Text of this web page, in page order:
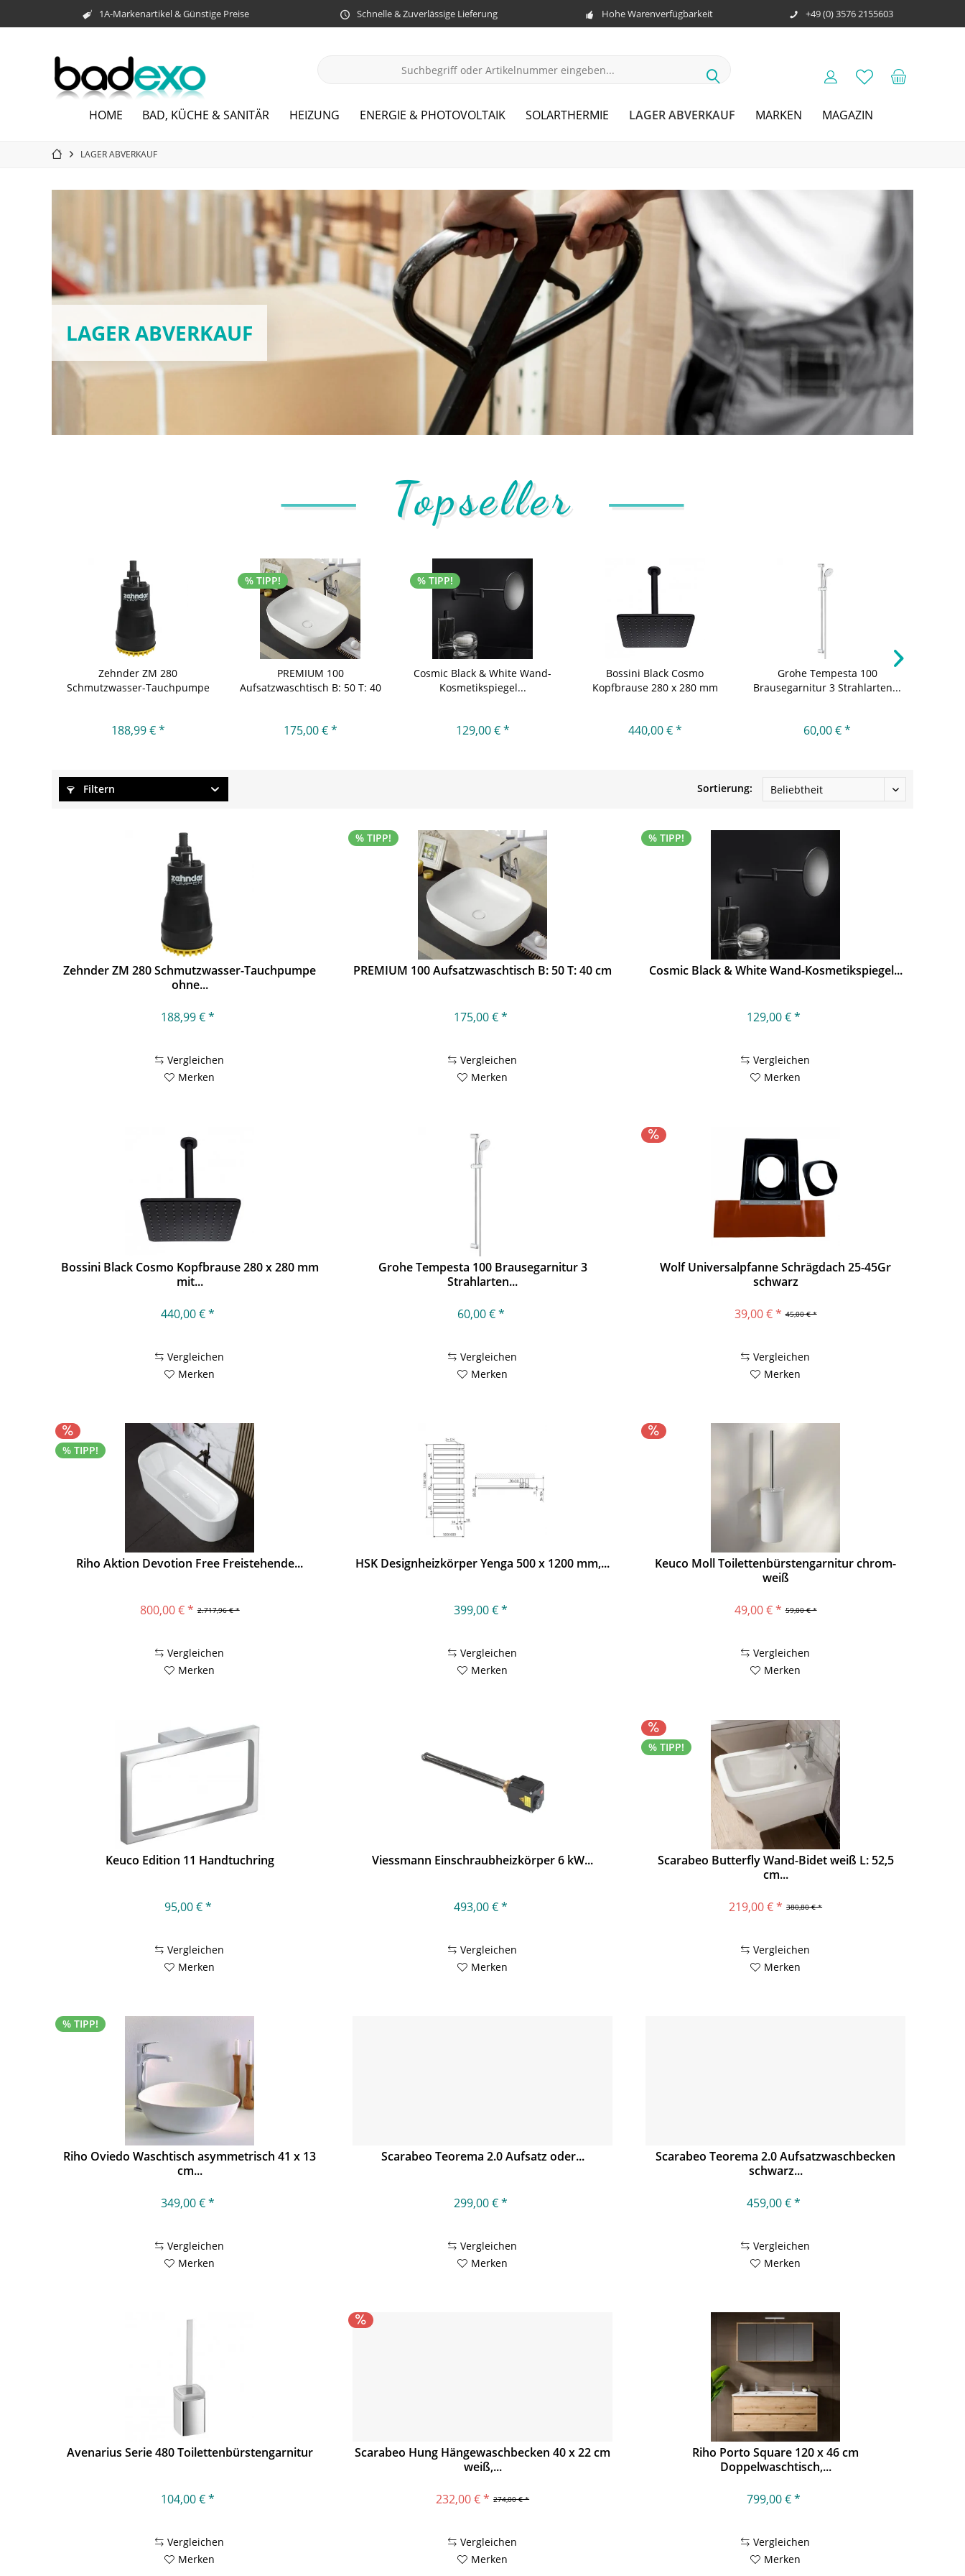
1A-Markenartikel & Günstige Preise Schnelle & Zuverlässige Lieferung Hohe Warenverfügbarkeit +49 (0) 3576 2155603
HOME BAD, KÜCHE & SANITÄR HEIZUNG ENERGIE & PHOTOVOLTAIK SOLARTHERMIE LAGER ABVERKAUF MARKEN MAGAZIN
LAGER ABVERKAUF
LAGER ABVERKAUF
Topseller
Zehnder ZM 280
Schmutzwasser-Tauchpumpe
188,99 € *
% TIPP!
PREMIUM 100
Aufsatzwaschtisch B: 50 T: 40
175,00 € *
% TIPP!
Cosmic Black & White Wand-
Kosmetikspiegel...
129,00 € *
Bossini Black Cosmo
Kopfbrause 280 x 280 mm
440,00 € *
Grohe Tempesta 100
Brausegarnitur 3 Strahlarten...
60,00 € *
Filtern Sortierung:
Zehnder ZM 280 Schmutzwasser-Tauchpumpe
ohne...
188,99 € *
Vergleichen
Merken
% TIPP!
PREMIUM 100 Aufsatzwaschtisch B: 50 T: 40 cm
175,00 € *
Vergleichen
Merken
% TIPP!
Cosmic Black & White Wand-Kosmetikspiegel...
129,00 € *
Vergleichen
Merken
Bossini Black Cosmo Kopfbrause 280 x 280 mm
mit...
440,00 € *
Vergleichen
Merken
Grohe Tempesta 100 Brausegarnitur 3
Strahlarten...
60,00 € *
Vergleichen
Merken
Wolf Universalpfanne Schrägdach 25-45Gr
schwarz
45,00 € *
39,00 € *
Vergleichen
Merken
% TIPP!
Riho Aktion Devotion Free Freistehende...
2.717,96 € *
800,00 € *
Vergleichen
Merken
HSK Designheizkörper Yenga 500 x 1200 mm,...
399,00 € *
Vergleichen
Merken
Keuco Moll Toilettenbürstengarnitur chrom-
weiß
59,00 € *
49,00 € *
Vergleichen
Merken
Keuco Edition 11 Handtuchring
95,00 € *
Vergleichen
Merken
Viessmann Einschraubheizkörper 6 kW...
493,00 € *
Vergleichen
Merken
% TIPP!
Scarabeo Butterfly Wand-Bidet weiß L: 52,5
cm...
380,80 € *
219,00 € *
Vergleichen
Merken
% TIPP!
Riho Oviedo Waschtisch asymmetrisch 41 x 13
cm...
349,00 € *
Vergleichen
Merken
Scarabeo Teorema 2.0 Aufsatz oder...
299,00 € *
Vergleichen
Merken
Scarabeo Teorema 2.0 Aufsatzwaschbecken
schwarz...
459,00 € *
Vergleichen
Merken
Avenarius Serie 480 Toilettenbürstengarnitur
104,00 € *
Vergleichen
Merken
Scarabeo Hung Hängewaschbecken 40 x 22 cm
weiß,...
274,00 € *
232,00 € *
Vergleichen
Merken
Riho Porto Square 120 x 46 cm
Doppelwaschtisch,...
799,00 € *
Vergleichen
Merken